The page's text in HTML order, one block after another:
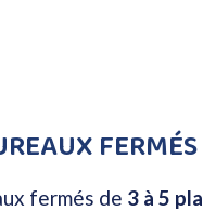
FERMÉS
fermés de 3 à 5